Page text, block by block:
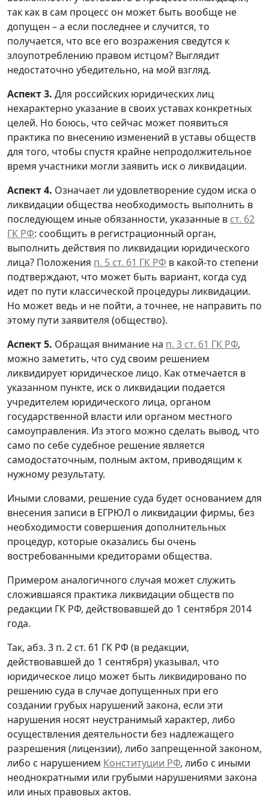
так как в сам процесс он может быть вообще не
допущен – а если последнее и случится, то
получается, что все его возражения сведутся к
злоупотреблению правом истцом? Выглядит
недостаточно убедительно, на мой взгляд.
Аспект 3. Для российских юридических лиц
нехарактерно указание в своих уставах конкретных
целей. Но боюсь, что сейчас может появиться
практика по внесению изменений в уставы обществ
для того, чтобы спустя крайне непродолжительное
время участники могли заявить иск о ликвидации.
Аспект 4. Означает ли удовлетворение судом иска о
ликвидации общества необходимость выполнить в
последующем иные обязанности, указанные в ст. 62
ГК РФ: сообщить в регистрационный орган,
выполнить действия по ликвидации юридического
лица? Положения п. 5 ст. 61 ГК РФ в какой-то степени
подтверждают, что может быть вариант, когда суд
идет по пути классической процедуры ликвидации.
Но может ведь и не пойти, а точнее, не направить по
этому пути заявителя (общество).
Аспект 5. Обращая внимание на п. 3 ст. 61 ГК РФ,
можно заметить, что суд своим решением
ликвидирует юридическое лицо. Как отмечается в
указанном пункте, иск о ликвидации подается
учредителем юридического лица, органом
государственной власти или органом местного
самоуправления. Из этого можно сделать вывод, что
само по себе судебное решение является
самодостаточным, полным актом, приводящим к
нужному результату.
Иными словами, решение суда будет основанием для
внесения записи в ЕГРЮЛ о ликвидации фирмы, без
необходимости совершения дополнительных
процедур, которые оказались бы очень
востребованными кредиторами общества.
Примером аналогичного случая может служить
сложившаяся практика ликвидации обществ по
редакции ГК РФ, действовавшей до 1 сентября 2014
года.
Так, абз. 3 п. 2 ст. 61 ГК РФ (в редакции,
действовавшей до 1 сентября) указывал, что
юридическое лицо может быть ликвидировано по
решению суда в случае допущенных при его
создании грубых нарушений закона, если эти
нарушения носят неустранимый характер, либо
осуществления деятельности без надлежащего
разрешения (лицензии), либо запрещенной законом,
либо с нарушением Конституции РФ, либо с иными
неоднократными или грубыми нарушениями закона
или иных правовых актов.